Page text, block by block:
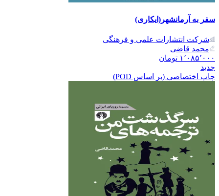
سفر به آرمانشهر(ایکاری)
شرکت انتشارات علمی و فرهنگی
محمد قاضی
۱٬۰۸۵٬۰۰۰ تومان
جدید
چاپ اختصاصی (بر اساس POD)